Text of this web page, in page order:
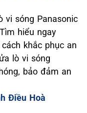
vi sóng Panasonic
hiểu ngay
khắc phục an
lò vi sóng
bảo đảm an
Điều Hoà